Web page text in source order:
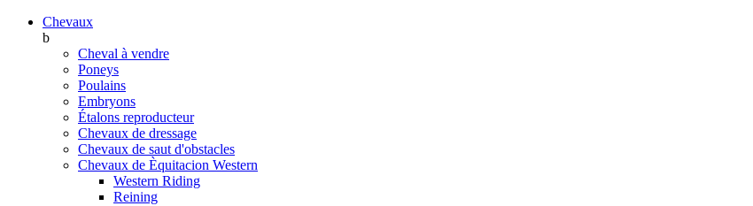
Chevaux
b
Cheval à vendre
Poneys
Poulains
Embryons
Étalons reproducteur
Chevaux de dressage
Chevaux de saut d'obstacles
Chevaux de Èquitacion Western
Western Riding
Reining